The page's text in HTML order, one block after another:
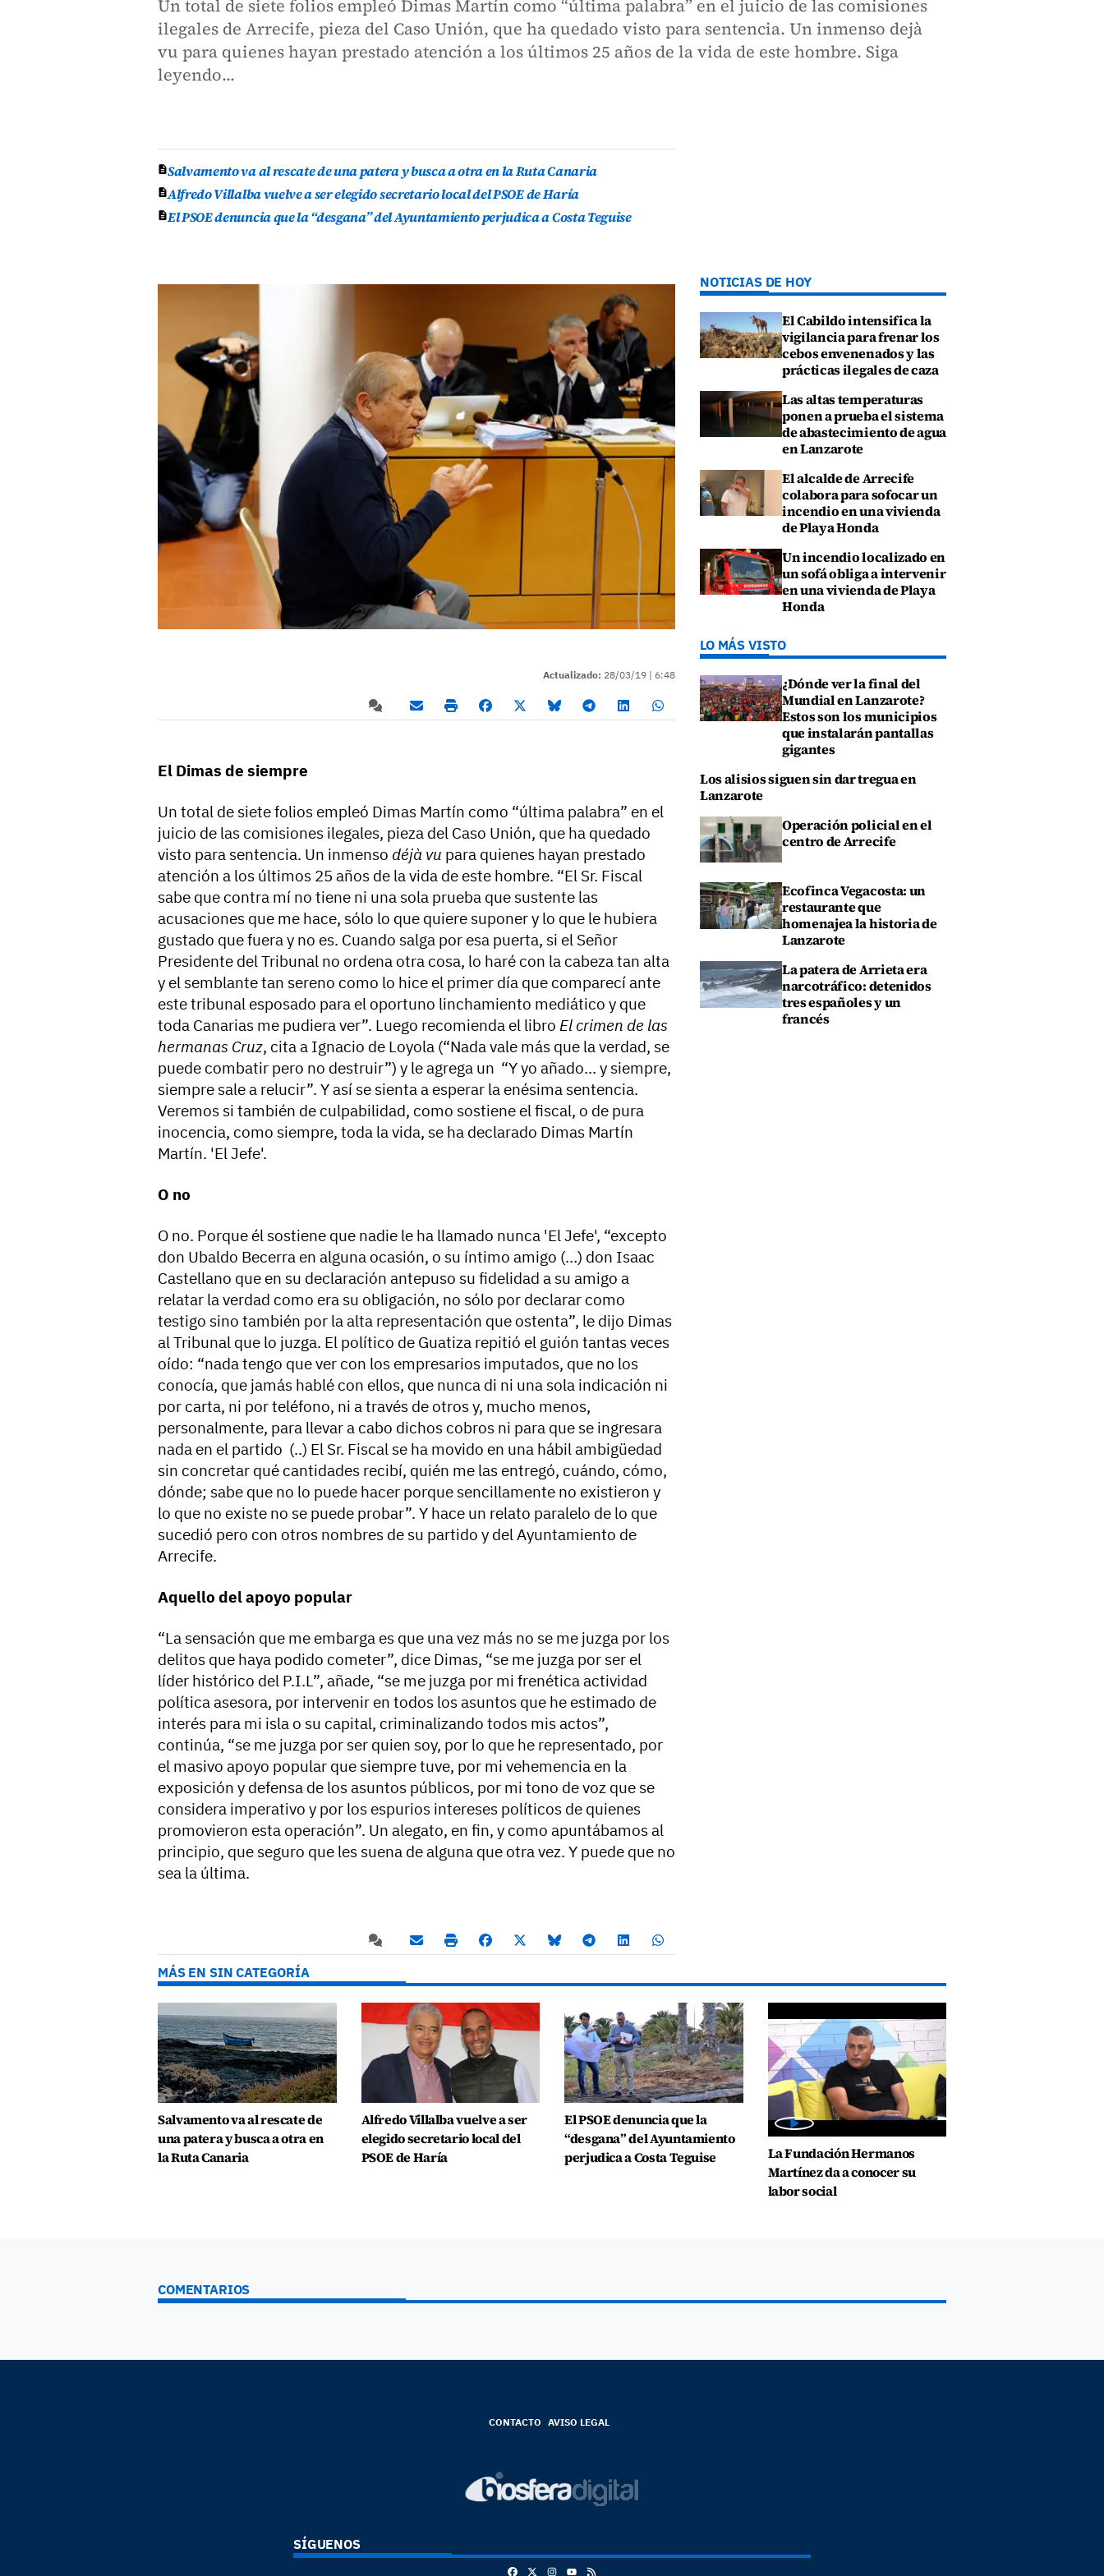
Un total de siete folios empleó Dimas Martín como “última palabra” en el juicio de las comisiones
ilegales de Arrecife, pieza del Caso Unión, que ha quedado visto para sentencia. Un inmenso dejà
vu para quienes hayan prestado atención a los últimos 25 años de la vida de este hombre. Siga
leyendo...
Salvamento va al rescate de una patera y busca a otra en la Ruta Canaria
Alfredo Villalba vuelve a ser elegido secretario local del PSOE de Haría
El PSOE denuncia que la “desgana” del Ayuntamiento perjudica a Costa Teguise
Actualizado: 28/03/19 | 6:48
El Dimas de siempre
Un total de siete folios empleó Dimas Martín como “última palabra” en el
juicio de las comisiones ilegales, pieza del Caso Unión, que ha quedado
visto para sentencia. Un inmenso déjà vu para quienes hayan prestado
atención a los últimos 25 años de la vida de este hombre. “El Sr. Fiscal
sabe que contra mí no tiene ni una sola prueba que sustente las
acusaciones que me hace, sólo lo que quiere suponer y lo que le hubiera
gustado que fuera y no es. Cuando salga por esa puerta, si el Señor
Presidente del Tribunal no ordena otra cosa, lo haré con la cabeza tan alta
y el semblante tan sereno como lo hice el primer día que comparecí ante
este tribunal esposado para el oportuno linchamiento mediático y que
toda Canarias me pudiera ver”. Luego recomienda el libro El crimen de las
hermanas Cruz, cita a Ignacio de Loyola (“Nada vale más que la verdad, se
puede combatir pero no destruir”) y le agrega un “Y yo añado... y siempre,
siempre sale a relucir”. Y así se sienta a esperar la enésima sentencia.
Veremos si también de culpabilidad, como sostiene el fiscal, o de pura
inocencia, como siempre, toda la vida, se ha declarado Dimas Martín
Martín. 'El Jefe'.
O no
O no. Porque él sostiene que nadie le ha llamado nunca 'El Jefe', “excepto
don Ubaldo Becerra en alguna ocasión, o su íntimo amigo (…) don Isaac
Castellano que en su declaración antepuso su fidelidad a su amigo a
relatar la verdad como era su obligación, no sólo por declarar como
testigo sino también por la alta representación que ostenta”, le dijo Dimas
al Tribunal que lo juzga. El político de Guatiza repitió el guión tantas veces
oído: “nada tengo que ver con los empresarios imputados, que no los
conocía, que jamás hablé con ellos, que nunca di ni una sola indicación ni
por carta, ni por teléfono, ni a través de otros y, mucho menos,
personalmente, para llevar a cabo dichos cobros ni para que se ingresara
nada en el partido (..) El Sr. Fiscal se ha movido en una hábil ambigüedad
sin concretar qué cantidades recibí, quién me las entregó, cuándo, cómo,
dónde; sabe que no lo puede hacer porque sencillamente no existieron y
lo que no existe no se puede probar”. Y hace un relato paralelo de lo que
sucedió pero con otros nombres de su partido y del Ayuntamiento de
Arrecife.
Aquello del apoyo popular
“La sensación que me embarga es que una vez más no se me juzga por los
delitos que haya podido cometer”, dice Dimas, “se me juzga por ser el
líder histórico del P.I.L”, añade, “se me juzga por mi frenética actividad
política asesora, por intervenir en todos los asuntos que he estimado de
interés para mi isla o su capital, criminalizando todos mis actos”,
continúa, “se me juzga por ser quien soy, por lo que he representado, por
el masivo apoyo popular que siempre tuve, por mi vehemencia en la
exposición y defensa de los asuntos públicos, por mi tono de voz que se
considera imperativo y por los espurios intereses políticos de quienes
promovieron esta operación”. Un alegato, en fin, y como apuntábamos al
principio, que seguro que les suena de alguna que otra vez. Y puede que no
sea la última.
NOTICIAS DE HOY
El Cabildo intensifica la
vigilancia para frenar los
cebos envenenados y las
prácticas ilegales de caza
Las altas temperaturas
ponen a prueba el sistema
de abastecimiento de agua
en Lanzarote
El alcalde de Arrecife
colabora para sofocar un
incendio en una vivienda
de Playa Honda
Un incendio localizado en
un sofá obliga a intervenir
en una vivienda de Playa
Honda
LO MÁS VISTO
¿Dónde ver la final del
Mundial en Lanzarote?
Estos son los municipios
que instalarán pantallas
gigantes
Los alisios siguen sin dar tregua en
Lanzarote
Operación policial en el
centro de Arrecife
Ecofinca Vegacosta: un
restaurante que
homenajea la historia de
Lanzarote
La patera de Arrieta era
narcotráfico: detenidos
tres españoles y un
francés
MÁS EN SIN CATEGORÍA
Salvamento va al rescate de
una patera y busca a otra en
la Ruta Canaria
Alfredo Villalba vuelve a ser
elegido secretario local del
PSOE de Haría
El PSOE denuncia que la
“desgana” del Ayuntamiento
perjudica a Costa Teguise
La Fundación Hermanos
Martínez da a conocer su
labor social
COMENTARIOS
CONTACTO AVISO LEGAL
SÍGUENOS
FacebookInstagram